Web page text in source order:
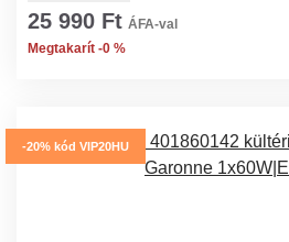
25 990 Ft ÁFA-val
Megtakarít -0 %
-20% kód VIP20HU